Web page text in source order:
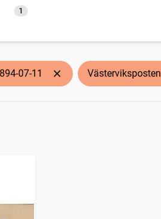
1
07-11 Västerviksposten